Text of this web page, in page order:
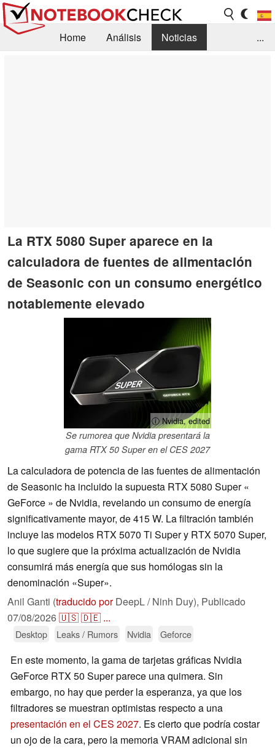
Home Análisis
Noticias
...
La RTX 5080 Super aparece en la
calculadora de fuentes de alimentación
de Seasonic con un consumo energético
notablemente elevado
ⓘ Nvidia, edited
Se rumorea que Nvidia presentará la
gama RTX 50 Super en el CES 2027
La calculadora de potencia de las fuentes de alimentación
de Seasonic ha incluido la supuesta RTX 5080 Super «
GeForce » de Nvidia, revelando un consumo de energía
significativamente mayor, de 415 W. La filtración también
incluye las modelos RTX 5070 Ti Super y RTX 5070 Super,
lo que sugiere que la próxima actualización de Nvidia
consumirá más energía que sus homólogas sin la
denominación «Super».
Anil Ganti (traducido porDeepL / Ninh Duy), Publicado
07/08/2026🇺🇸🇩🇪 ...
Desktop Leaks / Rumors Nvidia Geforce
En este momento, la gama de tarjetas gráficas Nvidia
GeForce RTX 50 Super parece una quimera. Sin
embargo, no hay que perder la esperanza, ya que los
filtradores se muestran optimistas respecto a una
presentación en el CES 2027. Es cierto que podría costar
un ojo de la cara, pero la memoria VRAM adicional sin